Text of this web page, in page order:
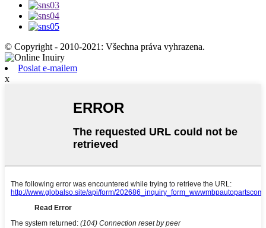
© Copyright - 2010-2021: Všechna práva vyhrazena.
Poslat e-mailem
x